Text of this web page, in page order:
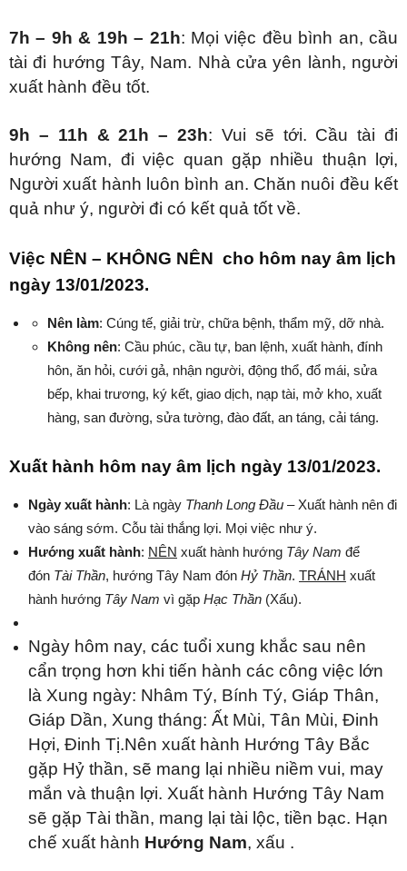
7h – 9h & 19h – 21h: Mọi việc đều bình an, cầu
tài đi hướng Tây, Nam. Nhà cửa yên lành, người
xuất hành đều tốt.
9h – 11h & 21h – 23h: Vui sẽ tới. Cầu tài đi
hướng Nam, đi việc quan gặp nhiều thuận lợi,
Người xuất hành luôn bình an. Chăn nuôi đều kết
quả như ý, người đi có kết quả tốt về.
Việc NÊN – KHÔNG NÊN cho hôm nay âm lịch
ngày 13/01/2023.
Nên làm: Cúng tế, giải trừ, chữa bệnh, thẩm mỹ, dỡ nhà.
Không nên: Cầu phúc, cầu tự, ban lệnh, xuất hành, đính
hôn, ăn hỏi, cưới gả, nhận người, động thổ, đổ mái, sửa
bếp, khai trương, ký kết, giao dịch, nạp tài, mở kho, xuất
hàng, san đường, sửa tường, đào đất, an táng, cải táng.
Xuất hành hôm nay âm lịch ngày 13/01/2023.
Ngày xuất hành: Là ngày Thanh Long Đầu – Xuất hành nên đi
vào sáng sớm. Cỗu tài thắng lợi. Mọi việc như ý.
Hướng xuất hành: NÊN xuất hành hướng Tây Nam để
đón Tài Thần, hướng Tây Nam đón Hỷ Thần. TRÁNH xuất
hành hướng Tây Nam vì gặp Hạc Thần (Xấu).
Ngày hôm nay, các tuổi xung khắc sau nên
cẩn trọng hơn khi tiến hành các công việc lớn
là Xung ngày: Nhâm Tý, Bính Tý, Giáp Thân,
Giáp Dần, Xung tháng: Ất Mùi, Tân Mùi, Đinh
Hợi, Đinh Tị.Nên xuất hành Hướng Tây Bắc
gặp Hỷ thần, sẽ mang lại nhiều niềm vui, may
mắn và thuận lợi. Xuất hành Hướng Tây Nam
sẽ gặp Tài thần, mang lại tài lộc, tiền bạc. Hạn
chế xuất hành Hướng Nam, xấu .